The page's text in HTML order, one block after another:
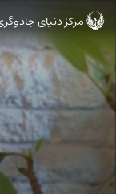
ورود
به
متن
اصلی
مرکز دنیای